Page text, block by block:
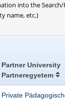
into the
name, etc.)
Partner University
Partneregyetem
Private